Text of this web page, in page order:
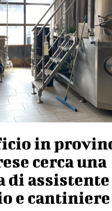
in
cerca una
di assistente
e cantiniere